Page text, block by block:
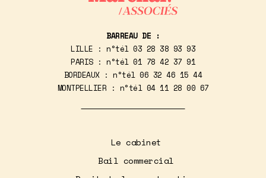
BARREAU DE :
LILLE : n°tél 03 28 38 93 93
PARIS : n°tél 01 78 42 37 91
BORDEAUX : n°tél06 32 46 15 44
MONTPELLIER : n°tél 04 11 28 00 67
Le cabinet
Bail commercial